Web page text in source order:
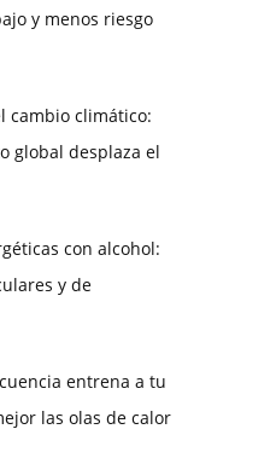
y menos riesgo
cambio climático:
global desplaza el
con alcohol:
y de
entrena a tu
las olas de calor